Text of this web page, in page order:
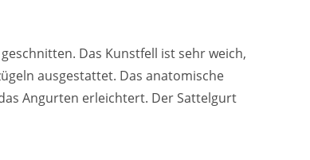
Das Kunstfell ist sehr weich,
ausgestattet. Das anatomische
Angurten erleichtert. Der Sattelgurt